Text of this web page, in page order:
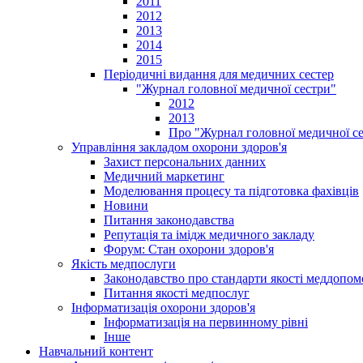
2012
2013
2014
2015
Періодичні видання для медичних сестер
"Журнал головної медичної сестри"
2012
2013
Про "Журнал головної медичної
Управління закладом охорони здоров'я
Захист персональних данних
Медичний маркетинг
Моделювання процесу та підготовка фахівців
Новини
Питання законодавства
Репутація та імідж медичного закладу
Форум: Стан охорони здоров'я
Якість медпослуги
Законодавство про стандарти якості
Питання якості медпослуг
Інформатизація охорони здоров'я
Інформатизація на первинному рівні
Інше
Навчальний контент